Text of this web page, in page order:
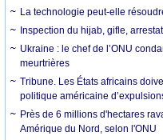
La technologie peut-elle
Inspection du hijab, gifle,
Ukraine : le chef de l’ONU
meurtrières
Tribune. Les États africains
politique américaine
Près de 6 millions d'hectares
Amérique du Nord, selon l'ONU